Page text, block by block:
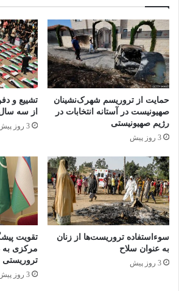
همچنان مبهم است، زیرا دونالد
جمهور آمریکا در اظهارات اخیر
این گزارش مطلع نیست و در
آمریکا در این حمله ابراز تردید
پیت هگست وزیر جنگ رژیم
که این گزارش «در زمان
در انتشار نتایج این تحقیقات، حتی
نیز انتقاداتی را برانگیخته و
در مورد این تراژدی است.
حمایت از تروریسم شهرک‌نشینان
صهیونیست در آستانه انتخابات در
رژیم صهیونیستی
3 روز پیش
از سه
3 روز پیش
سوءاستفاده تروریست‌ها از زنان
به عنوان سلاح
3 روز پیش
تقویت
مرکزی به
تروریستی
3 روز پیش